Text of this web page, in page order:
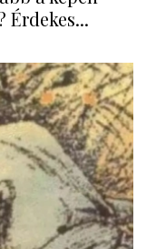
Érdekes...